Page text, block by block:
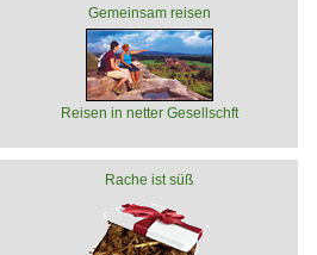
Gemeinsam reisen
Reisen in netter Gesellschft
Rache ist süß